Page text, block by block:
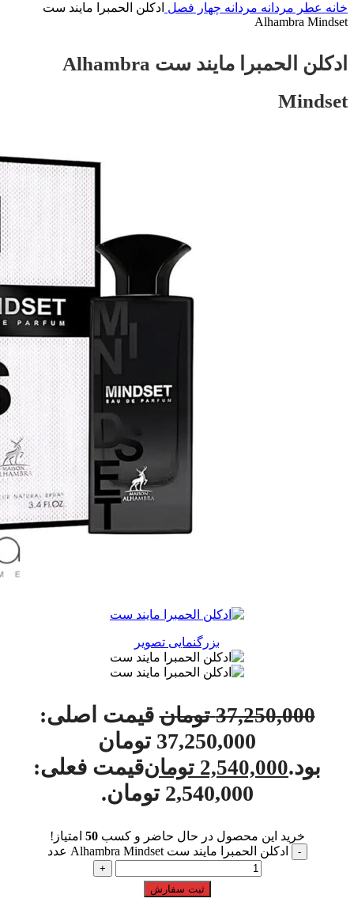
خانه عطر مردانه مردانه چهار فصل ادکلن الحمبرا مایند ست
Alhambra Mindset
ادکلن الحمبرا مایند ست Alhambra
Mindset
بزرگنمایی تصویر
37,250,000 تومان قیمت اصلی:
37,250,000 تومان
بود.2,540,000 تومانقیمت فعلی:
2,540,000 تومان.
خرید این محصول در حال حاضر و کسب50 امتیاز!
ادکلن الحمبرا مایند ست Alhambra Mindset عدد
ثبت سفارش